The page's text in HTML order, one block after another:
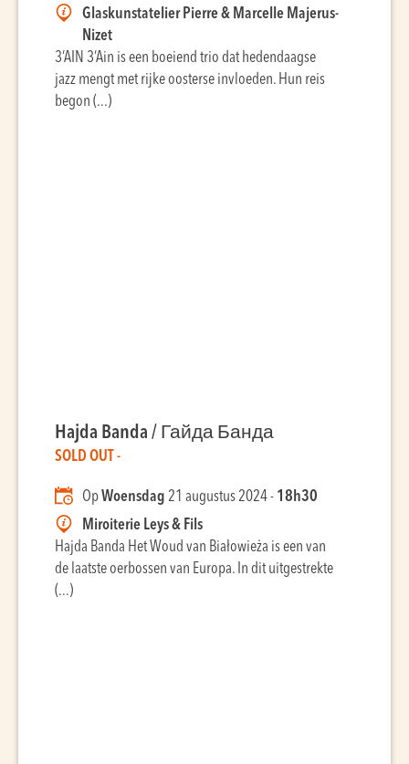
Glaskunstatelier Pierre & Marcelle Majerus-
Nizet
3’AIN 3’Ain is een boeiend trio dat hedendaagse
jazz mengt met rijke oosterse invloeden. Hun reis
begon (...)
Hajda Banda / Гайда Банда
SOLD OUT -
OpWoensdag 21 augustus 2024 - 18h30
Miroiterie Leys & Fils
Hajda Banda Het Woud van Białowieża is een van
de laatste oerbossen van Europa. In dit uitgestrekte
(...)